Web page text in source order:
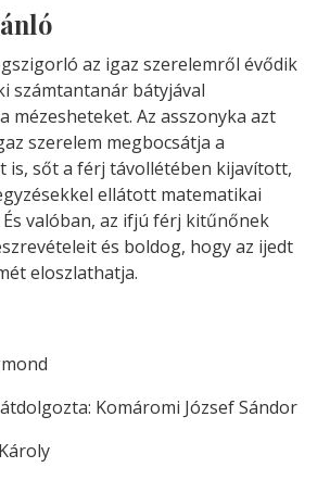
az igaz szerelemről évődik
számtantanár bátyjával
mézesheteket. Az asszonyka azt
szerelem megbocsátja a
is, sőt a férj távollétében kijavított,
ellátott matematikai
valóban, az ifjú férj kitűnőnek
és boldog, hogy az ijedt
eloszlathatja.
Komáromi József Sándor